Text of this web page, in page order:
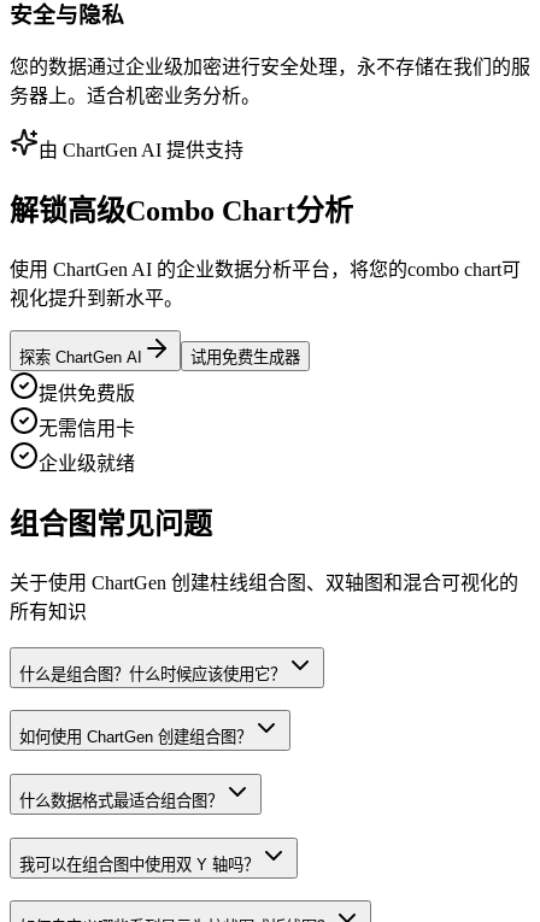
安全与隐私
您的数据通过企业级加密进行安全处理，永不存储在我们的服
务器上。适合机密业务分析。
由 ChartGen AI 提供支持
解锁高级Combo Chart分析
使用 ChartGen AI 的企业数据分析平台，将您的combo chart可
视化提升到新水平。
探索 ChartGen AI 试用免费生成器
提供免费版
无需信用卡
企业级就绪
组合图常见问题
关于使用 ChartGen 创建柱线组合图、双轴图和混合可视化的
所有知识
什么是组合图？什么时候应该使用它？
如何使用 ChartGen 创建组合图？
什么数据格式最适合组合图？
我可以在组合图中使用双 Y 轴吗？